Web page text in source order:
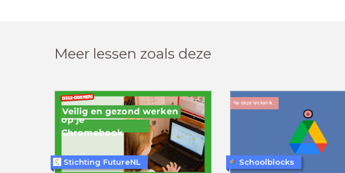
Meer lessen zoals deze
Stichting FutureNL Schoolblocks